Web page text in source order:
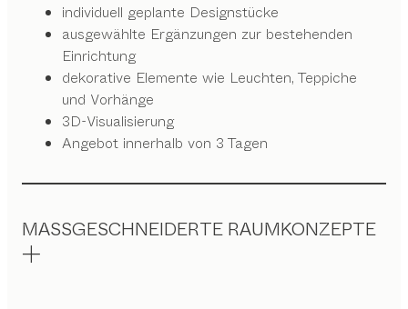
individuell geplante Designstücke
ausgewählte Ergänzungen zur bestehenden
Einrichtung
dekorative Elemente wie Leuchten, Teppiche
und Vorhänge
3D-Visualisierung
Angebot innerhalb von 3 Tagen
MASSGESCHNEIDERTE RAUMKONZEPTE